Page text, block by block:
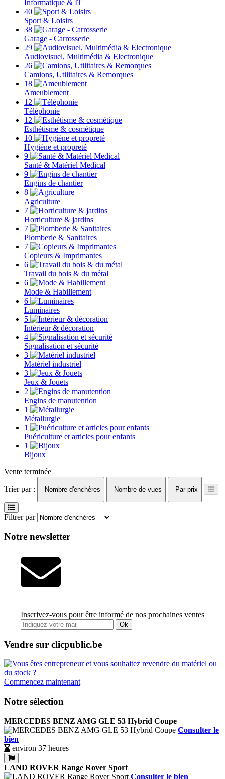
Informatique & IT
40
Sport & Loisirs
38
Garage - Carrosserie
29
Audiovisuel, Multimédia & Electronique
26
Camions, Utilitaires & Remorques
18
Ameublement
12
Téléphonie
12
Esthétisme & cosmétique
10
Hygiène et propreté
9
Santé & Matériel Medical
9
Engins de chantier
8
Agriculture
7
Horticulture & jardins
7
Plomberie & Sanitaires
7
Copieurs & Imprimantes
6
Travail du bois & du métal
6
Mode & Habillement
6
Luminaires
5
Intérieur & décoration
4
Signalisation et sécurité
3
Matériel industriel
3
Jeux & Jouets
2
Engins de manutention
1
Métallurgie
1
Puériculture et articles pour enfants
1
Bijoux
Vente terminée
Trier par :
Nombre d'enchères Nombre de vues Par prix
Filtrer par
Notre newsletter
Inscrivez-vous pour être informé de nos prochaines ventes
Ok
Vendre sur clicpublic.be
Commencez maintenant
Notre sélection
MERCEDES BENZ AMG GLE 53 Hybrid Coupe
Consulter le
bien
environ 37 heures
LAND ROVER Range Rover Sport
Consulter le bien